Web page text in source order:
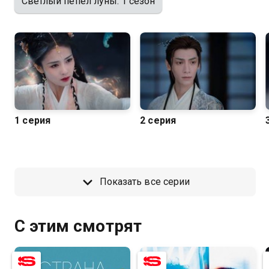
Посмотреть онлайн 1 сезон сериала Светлый пепел
HD качестве на Казахтелеком
1 серия 2 серия
Показать все серии
С этим смотрят